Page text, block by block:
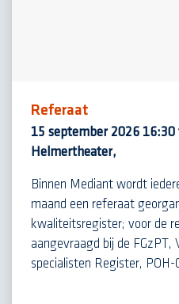
Referaat
15 september 2026
Helmertheater,
Binnen Mediant wordt
maand een referaat
kwaliteitsregister; voor de
aangevraagd bij de FGzPT,
specialisten Register, POH-